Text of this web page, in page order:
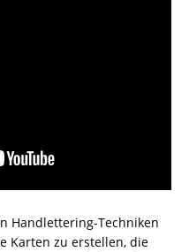
Handlettering-Techniken
Karten zu erstellen, die